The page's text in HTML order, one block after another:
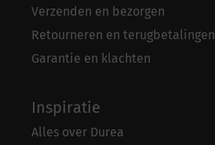
Verzenden en bezorgen
Retourneren en terugbetalingen
Garantie en klachten
Inspiratie
Alles over Durea